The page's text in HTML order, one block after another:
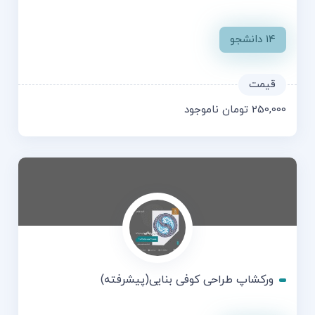
14 دانشجو
250,000 تومان ناموجود
ورکشاپ طراحی کوفی بنایی(پیشرفته)